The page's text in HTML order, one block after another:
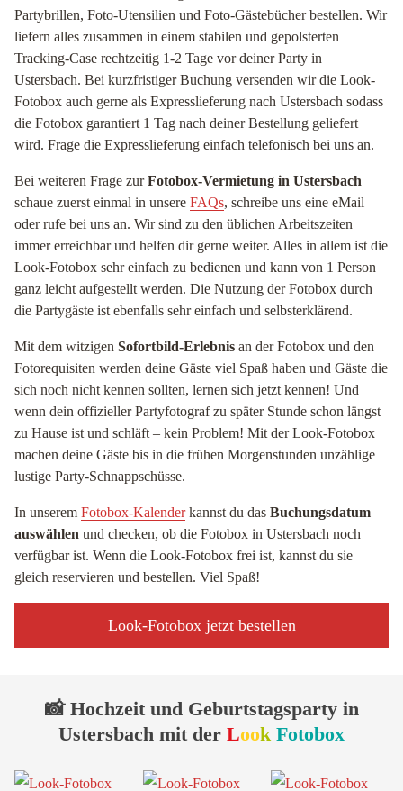
Partybrillen, Foto-Utensilien und Foto-Gästebücher bestellen. Wir
liefern alles zusammen in einem stabilen und gepolsterten
Tracking-Case rechtzeitig 1-2 Tage vor deiner Party in
Ustersbach. Bei kurzfristiger Buchung versenden wir die Look-
Fotobox auch gerne als Expresslieferung nach Ustersbach sodass
die Fotobox garantiert 1 Tag nach deiner Bestellung geliefert
wird. Frage die Expresslieferung einfach telefonisch bei uns an.
Bei weiteren Frage zurFotobox-Vermietung in Ustersbach
schaue zuerst einmal in unsere FAQs, schreibe uns eine eMail
oder rufe bei uns an. Wir sind zu den üblichen Arbeitszeiten
immer erreichbar und helfen dir gerne weiter. Alles in allem ist die
Look-Fotobox sehr einfach zu bedienen und kann von 1 Person
ganz leicht aufgestellt werden. Die Nutzung der Fotobox durch
die Partygäste ist ebenfalls sehr einfach und selbsterklärend.
Mit dem witzigen Sofortbild-Erlebnis an der Fotobox und den
Fotorequisiten werden deine Gäste viel Spaß haben und Gäste die
sich noch nicht kennen sollten, lernen sich jetzt kennen! Und
wenn dein offizieller Partyfotograf zu später Stunde schon längst
zu Hause ist und schläft – kein Problem! Mit der Look-Fotobox
machen deine Gäste bis in die frühen Morgenstunden unzählige
lustige Party-Schnappschüsse.
In unserem Fotobox-Kalenderkannst du das Buchungsdatum
auswählen und checken, ob die Fotobox in Ustersbach noch
verfügbar ist. Wenn die Look-Fotobox frei ist, kannst du sie
gleich reservieren und bestellen. Viel Spaß!
Look-Fotobox jetzt bestellen
📸 Hochzeit und Geburtstagsparty in
Ustersbach mit der Look Fotobox